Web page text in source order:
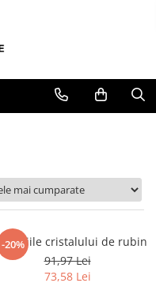
-20%
cristalului de rubin
91,97 Lei
73,58 Lei